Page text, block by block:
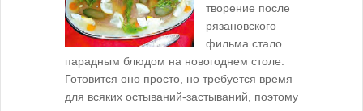
творение после
рязановского
фильма стало
парадным блюдом на новогоднем столе.
Готовится оно просто, но требуется время
для всяких остываний-застываний, поэтому